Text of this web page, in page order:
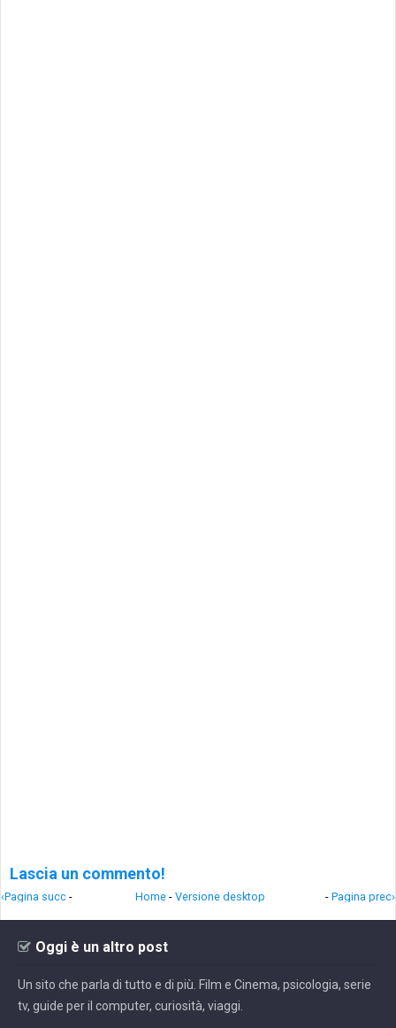
Lascia un commento!
‹Pagina succ - - Pagina prec›
Home - Versione desktop
Oggi è un altro post
Un sito che parla di tutto e di più. Film e Cinema, psicologia, serie
tv, guide per il computer, curiosità, viaggi.